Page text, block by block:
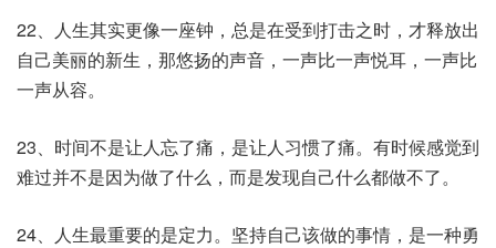
22、人生其实更像一座钟，总是在受到打击之时，才释放出
自己美丽的新生，那悠扬的声音，一声比一声悦耳，一声比
一声从容。
23、时间不是让人忘了痛，是让人习惯了痛。有时候感觉到
难过并不是因为做了什么，而是发现自己什么都做不了。
24、人生最重要的是定力。坚持自己该做的事情，是一种勇